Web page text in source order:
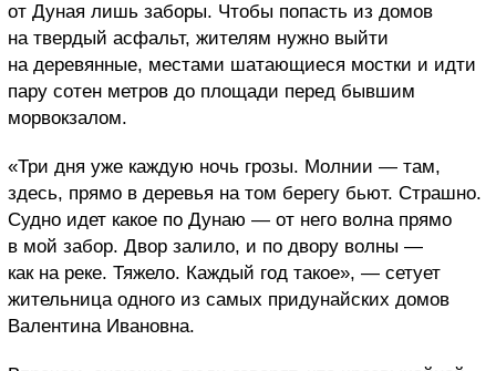
от Дуная лишь заборы. Чтобы попасть из домов
на твердый асфальт, жителям нужно выйти
на деревянные, местами шатающиеся мостки и идти
пару сотен метров до площади перед бывшим
морвокзалом.
«Три дня уже каждую ночь грозы. Молнии — там,
здесь, прямо в деревья на том берегу бьют. Страшно.
Судно идет какое по Дунаю — от него волна прямо
в мой забор. Двор залило, и по двору волны —
как на реке. Тяжело. Каждый год такое», — сетует
жительница одного из самых придунайских домов
Валентина Ивановна.